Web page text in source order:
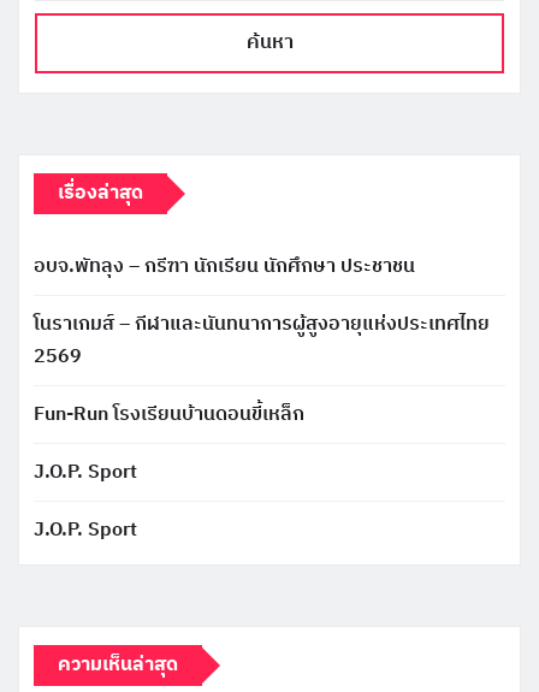
ค้นหา
เรื่องล่าสุด
อบจ.พัทลุง – กรีฑา นักเรียน นักศึกษา ประชาชน
โนราเกมส์ – กีฬาและนันทนาการผู้สูงอายุแห่งประเทศไทย
2569
Fun-Run โรงเรียนบ้านดอนขี้เหล็ก
J.O.P. Sport
J.O.P. Sport
ความเห็นล่าสุด